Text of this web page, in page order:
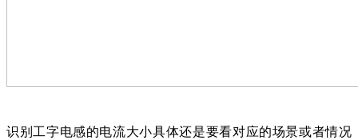
识别工字电感的电流大小具体还是要看对应的场景或者情况